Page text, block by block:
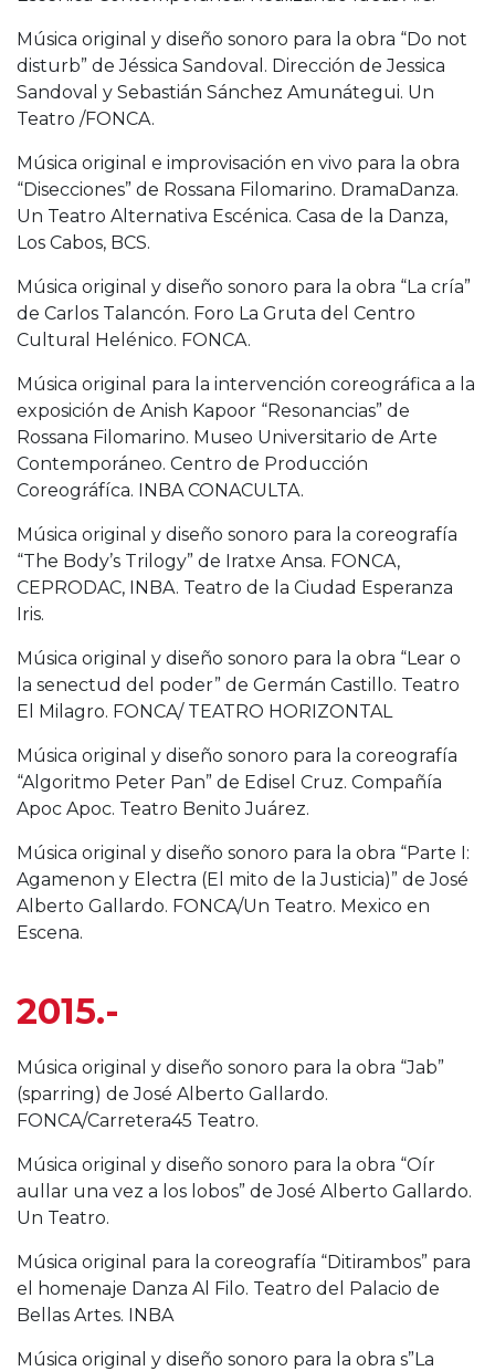
Música original y diseño sonoro para la obra “Do not
disturb” de Jéssica Sandoval. Dirección de Jessica
Sandoval y Sebastián Sánchez Amunátegui. Un
Teatro /FONCA.
Música original e improvisación en vivo para la obra
“Disecciones” de Rossana Filomarino. DramaDanza.
Un Teatro Alternativa Escénica. Casa de la Danza,
Los Cabos, BCS.
Música original y diseño sonoro para la obra “La cría”
de Carlos Talancón. Foro La Gruta del Centro
Cultural Helénico. FONCA.
Música original para la intervención coreográfica a la
exposición de Anish Kapoor “Resonancias” de
Rossana Filomarino. Museo Universitario de Arte
Contemporáneo. Centro de Producción
Coreográfíca. INBA CONACULTA.
Música original y diseño sonoro para la coreografía
“The Body’s Trilogy” de Iratxe Ansa. FONCA,
CEPRODAC, INBA. Teatro de la Ciudad Esperanza
Iris.
Música original y diseño sonoro para la obra “Lear o
la senectud del poder” de Germán Castillo. Teatro
El Milagro. FONCA/ TEATRO HORIZONTAL
Música original y diseño sonoro para la coreografía
“Algoritmo Peter Pan” de Edisel Cruz. Compañía
Apoc Apoc. Teatro Benito Juárez.
Música original y diseño sonoro para la obra “Parte I:
Agamenon y Electra (El mito de la Justicia)” de José
Alberto Gallardo. FONCA/Un Teatro. Mexico en
Escena.
2015.-
Música original y diseño sonoro para la obra “Jab”
(sparring) de José Alberto Gallardo.
FONCA/Carretera45 Teatro.
Música original y diseño sonoro para la obra “Oír
aullar una vez a los lobos” de José Alberto Gallardo.
Un Teatro.
Música original para la coreografía “Ditirambos” para
el homenaje Danza Al Filo. Teatro del Palacio de
Bellas Artes. INBA
Música original y diseño sonoro para la obra s”La